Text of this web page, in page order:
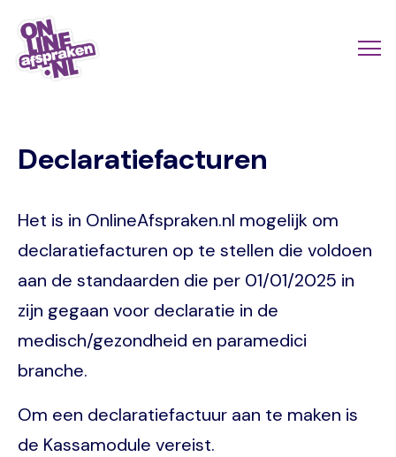
Skip
main
Declaratiefacturen
Het is in OnlineAfspraken.nl mogelijk om
declaratiefacturen op te stellen die voldoen
aan de standaarden die per 01/01/2025 in
zijn gegaan voor declaratie in de
medisch/gezondheid en paramedici
branche.
Om een declaratiefactuur aan te maken is
de Kassamodule vereist.